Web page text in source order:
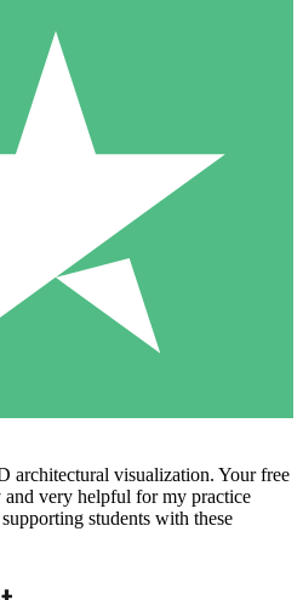
architectural visualization. Your free
and very helpful for my practice
students with these